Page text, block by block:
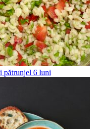
pătrunjel 6 luni